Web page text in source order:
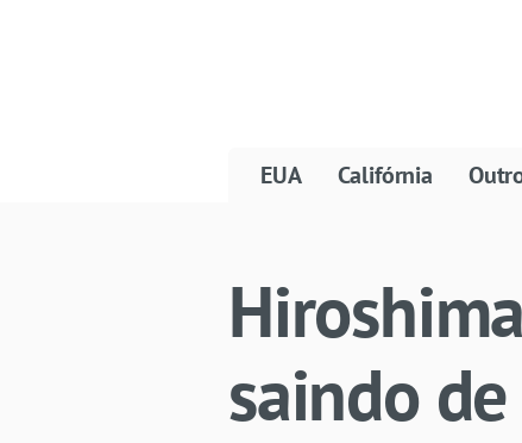
EUA Califórnia
saindo